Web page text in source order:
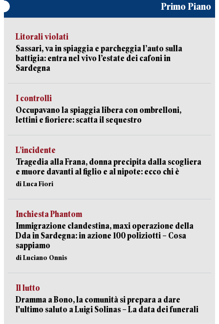
Primo Piano
Litorali violati
Sassari, va in spiaggia e parcheggia l’auto sulla
battigia: entra nel vivo l’estate dei cafoni in
Sardegna
I controlli
Occupavano la spiaggia libera con ombrelloni,
lettini e fioriere: scatta il sequestro
L’incidente
Tragedia alla Frana, donna precipita dalla scogliera
e muore davanti al figlio e al nipote: ecco chi è
di Luca Fiori
Inchiesta Phantom
Immigrazione clandestina, maxi operazione della
Dda in Sardegna: in azione 100 poliziotti – Cosa
sappiamo
di Luciano Onnis
Il lutto
Dramma a Bono, la comunità si prepara a dare
l'ultimo saluto a Luigi Solinas – La data dei funerali